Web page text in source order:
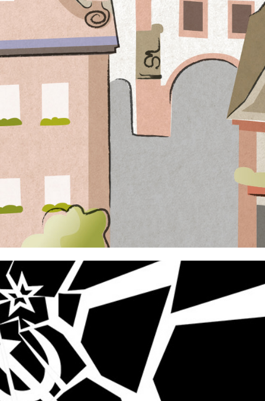
TOURISTINFO ETTLINGEN
DEUTSCHES HISTORISCHES MUSEUM